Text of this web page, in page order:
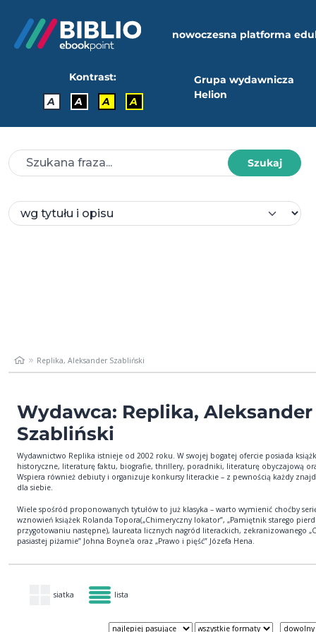
nowoczesna platforma
Kontrast:
A
A A A
Grupa wydawnicza
Helion
Szukaj
Replika, Aleksander Szabliński
Wydawca: Replika, Aleksander
Szabliński
Wydawnictwo Replika istnieje od 2002 roku. W swojej bogatej ofercie posiada
historyczne, literaturę faktu, biografie, thrillery, poradniki, literaturę obyczajową
Wspiera również debiuty i organizuje konkursy literackie – z pewnością każdy
dla siebie.
Wiele spośród proponowanych tytułów to już klasyka – warto wymienić choćby
wznowień książek Rolanda Topora(„Chimeryczny lokator”, „Pamiętnik starego
przygotowaniu następne), laureata licznych nagród literackich, zekranizowanego
pasiastej piżamie” Johna Boyne'a oraz „Prawo i pięść” Józefa Hena.
siatka lista